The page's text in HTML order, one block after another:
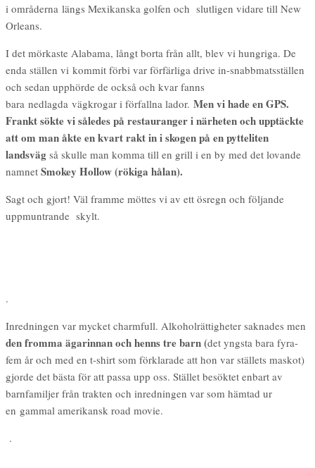
i områderna längs Mexikanska golfen och slutligen vidare till New
Orleans.
I det mörkaste Alabama, långt borta från allt, blev vi hungriga. De
enda ställen vi kommit förbi var förfärliga drive in-snabbmatsställen
och sedan upphörde de också och kvar fanns
bara nedlagda vägkrogar i förfallna lador. Men vi hade en GPS.
Frankt sökte vi således på restauranger i närheten och upptäckte
att om man åkte en kvart rakt in i skogen på en pytteliten
landsväg så skulle man komma till en grill i en by med det lovande
namnet Smokey Hollow (rökiga hålan).
Sagt och gjort! Väl framme möttes vi av ett ösregn och följande
uppmuntrande skylt.
.
Inredningen var mycket charmfull. Alkoholrättigheter saknades men
den fromma ägarinnan och henns tre barn (det yngsta bara fyra-
fem år och med en t-shirt som förklarade att hon var ställets maskot)
gjorde det bästa för att passa upp oss. Stället besöktet enbart av
barnfamiljer från trakten och inredningen var som hämtad ur
en gammal amerikansk road movie.
.